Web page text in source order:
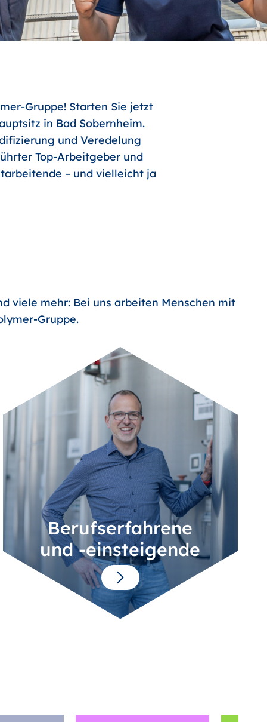
Gruppe! Starten Sie jetzt
in Bad Sobernheim.
und Veredelung
Top-Arbeitgeber und
– und vielleicht ja
viele mehr: Bei uns arbeiten Menschen mit
Gruppe.
Berufserfahrene
und -einsteigende